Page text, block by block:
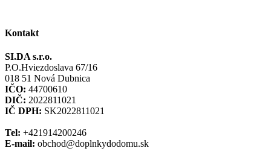
Kontakt
SI.DA s.r.o.
P.O.Hviezdoslava 67/16
018 51 Nová Dubnica
IČO: 44700610
DIČ: 2022811021
IČ DPH: SK2022811021
Tel: +421914200246
E-mail: obchod@doplnkydodomu.sk